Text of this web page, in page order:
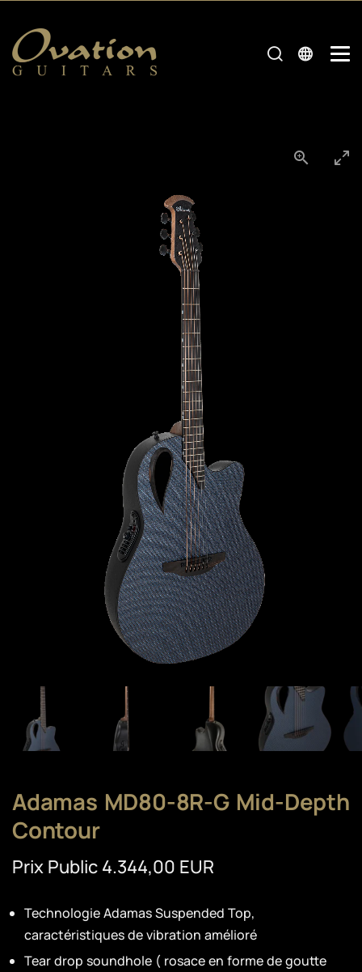
Adamas MD80-8R-G Mid-Depth
Contour
Prix Public 4.344,00 EUR
Technologie Adamas Suspended Top,
caractéristiques de vibration amélioré
Tear drop soundhole ( rosace en forme de goutte